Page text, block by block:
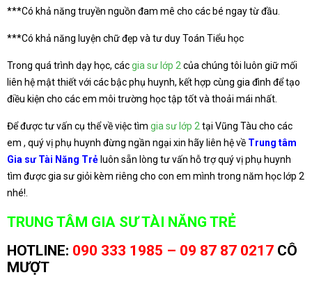
***Có khả năng truyền nguồn đam mê cho các bé ngay từ đầu.
***Có khả năng luyện chữ đẹp và tư duy Toán Tiểu học
Trong quá trình dạy học, cácgia sư lớp 2 của chúng tôi luôn giữ mối
liên hệ mật thiết với các bậc phụ huynh, kết hợp cùng gia đình để tạo
điều kiện cho các em môi trường học tập tốt và thoải mái nhất.
Để được tư vấn cụ thể về việc tìm gia sư lớp 2 tại Vũng Tàu cho các
em , quý vị phụ huynh đừng ngần ngại xin hãy liên hệ về Trung tâm
Gia sư Tài Năng Trẻ luôn sẵn lòng tư vấn hỗ trợ quý vị phụ huynh
tìm được gia sư giỏi kèm riêng cho con em mình trong năm học lớp 2
nhé!.
TRUNG TÂM GIA SƯ TÀI NĂNG TRẺ
HOTLINE: 090 333 1985 – 09 87 87 0217 CÔ
MƯỢT